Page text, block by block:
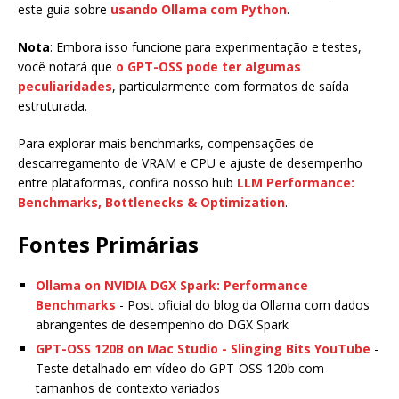
este guia sobre usando Ollama com Python.
Nota: Embora isso funcione para experimentação e testes,
você notará que o GPT-OSS pode ter algumas
peculiaridades, particularmente com formatos de saída
estruturada.
Para explorar mais benchmarks, compensações de
descarregamento de VRAM e CPU e ajuste de desempenho
entre plataformas, confira nosso hub LLM Performance:
Benchmarks, Bottlenecks & Optimization.
Fontes Primárias
Ollama on NVIDIA DGX Spark: Performance
Benchmarks - Post oficial do blog da Ollama com dados
abrangentes de desempenho do DGX Spark
GPT-OSS 120B on Mac Studio - Slinging Bits YouTube -
Teste detalhado em vídeo do GPT-OSS 120b com
tamanhos de contexto variados